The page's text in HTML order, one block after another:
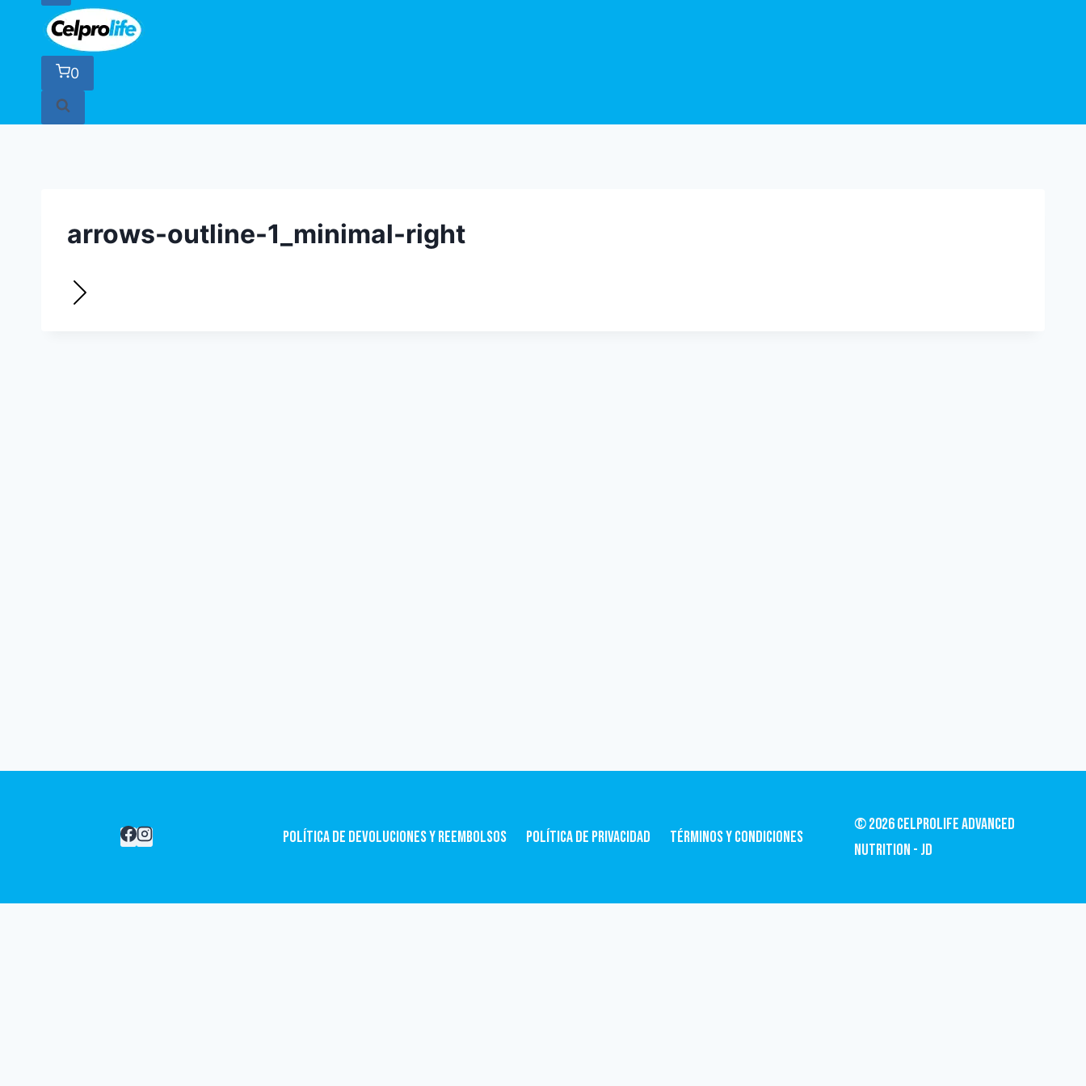
0
arrows-outline-1_minimal-right
Política de devoluciones y Reembolsos Política de privacidad Términos y condiciones
© 2026 CelProLife Advanced
Nutrition - JD